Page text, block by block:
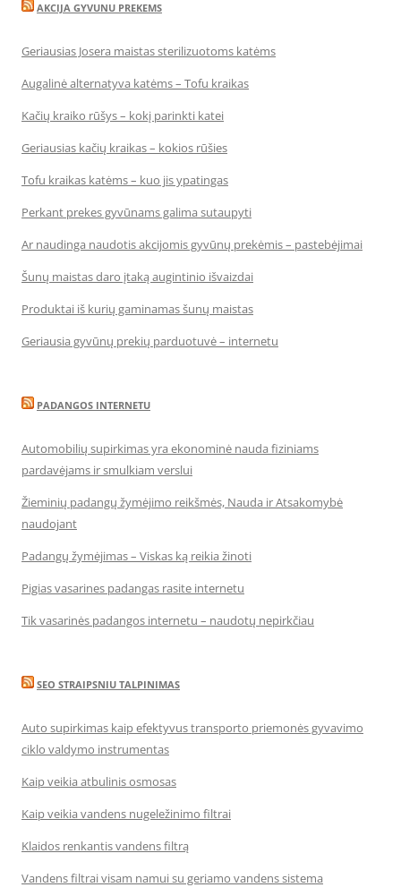
AKCIJA GYVUNU PREKEMS
Geriausias Josera maistas sterilizuotoms katėms
Augalinė alternatyva katėms – Tofu kraikas
Kačių kraiko rūšys – kokį parinkti katei
Geriausias kačių kraikas – kokios rūšies
Tofu kraikas katėms – kuo jis ypatingas
Perkant prekes gyvūnams galima sutaupyti
Ar naudinga naudotis akcijomis gyvūnų prekėmis – pastebėjimai
Šunų maistas daro įtaką augintinio išvaizdai
Produktai iš kurių gaminamas šunų maistas
Geriausia gyvūnų prekių parduotuvė – internetu
PADANGOS INTERNETU
Automobilių supirkimas yra ekonominė nauda fiziniams
pardavėjams ir smulkiam verslui
Žieminių padangų žymėjimo reikšmės, Nauda ir Atsakomybė
naudojant
Padangų žymėjimas – Viskas ką reikia žinoti
Pigias vasarines padangas rasite internetu
Tik vasarinės padangos internetu – naudotų nepirkčiau
SEO STRAIPSNIU TALPINIMAS
Auto supirkimas kaip efektyvus transporto priemonės gyvavimo
ciklo valdymo instrumentas
Kaip veikia atbulinis osmosas
Kaip veikia vandens nugeležinimo filtrai
Klaidos renkantis vandens filtrą
Vandens filtrai visam namui su geriamo vandens sistema